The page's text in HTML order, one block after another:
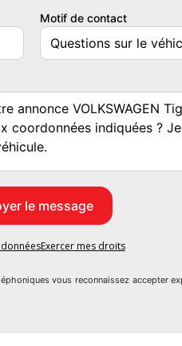
Motif de contact
Exercer mes droits
vous reconnaissez accepter